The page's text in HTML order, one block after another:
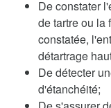
De constater
de tartre ou la
constatée,
détartrage
De détecter
d'étanchéité;